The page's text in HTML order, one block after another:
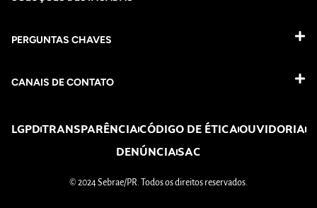
PERGUNTAS CHAVES​
CANAIS DE CONTATO
LGPDTRANSPARÊNCIACÓDIGO DE ÉTICAOUVIDORIA
DENÚNCIASAC
© 2024 Sebrae/PR. Todos os direitos reservados.